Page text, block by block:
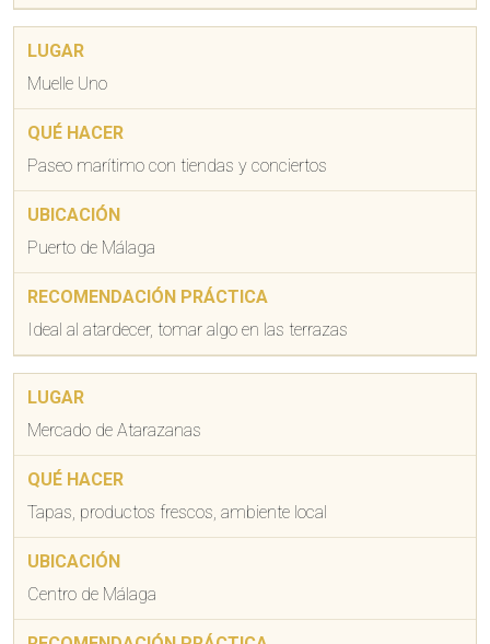
Muelle Uno
Paseo marítimo con tiendas y conciertos
Puerto de Málaga
Ideal al atardecer, tomar algo en las terrazas
Mercado de Atarazanas
Tapas, productos frescos, ambiente local
Centro de Málaga